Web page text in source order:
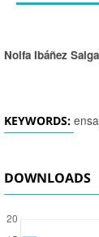
Authors
Nolfa Ibáñez
KEYWORDS:
DOWNLOADS